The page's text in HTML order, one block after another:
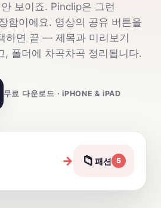
보이죠. Pinclip은 그런
함이에요. 영상의 공유 버튼을
하면 끝 — 제목과 미리보기
, 폴더에 차곡차곡 정리됩니다.
무료 다운로드 · iPHONE & iPAD
→ 📁 패션 6